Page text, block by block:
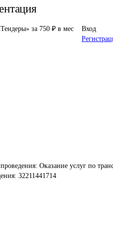
за 750 ₽ в мес
Вход
Оказание услуг по
32211441714